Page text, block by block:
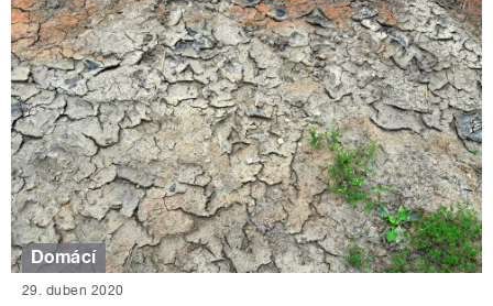
Domácí
29. duben 2020